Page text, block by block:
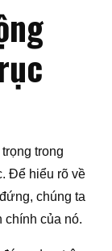
trong
Để hiểu rõ về
chúng ta
chính của nó.